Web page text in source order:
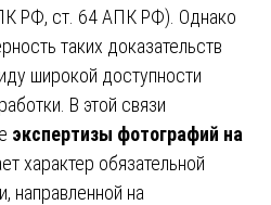
РФ, ст. 64 АПК РФ). Однако
таких доказательств
широкой доступности
В этой связи
экспертизы фотографий на
характер обязательной
направленной на